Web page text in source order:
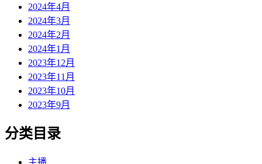
2024年4月
2024年3月
2024年2月
2024年1月
2023年12月
2023年11月
2023年10月
2023年9月
分类目录